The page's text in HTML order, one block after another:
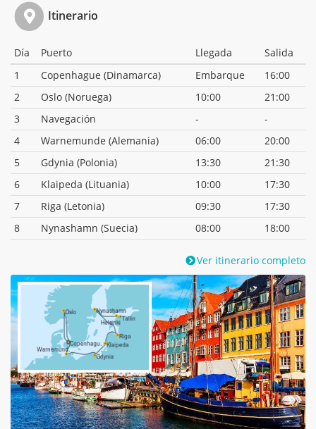
Itinerario
Día Puerto Llegada
Salida
1
Copenhague (Dinamarca) Embarque
16:00
2
Oslo (Noruega) 10:00
21:00
3
Navegación -
-
4
Warnemunde (Alemania) 06:00
20:00
5
Gdynia (Polonia) 13:30
21:30
6
Klaipeda (Lituania) 10:00
17:30
7
Riga (Letonia) 09:30
17:30
8
Nynashamn (Suecia) 08:00 18:00
Ver itinerario completo